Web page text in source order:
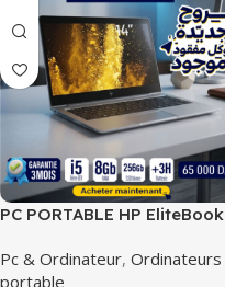
PC PORTABLE HP EliteBook
Pc & Ordinateur, Ordinateurs
portable